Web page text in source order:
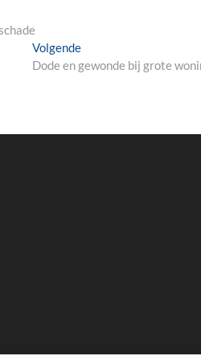
VolgendeNext
post:
Dode en gewonde bij grote